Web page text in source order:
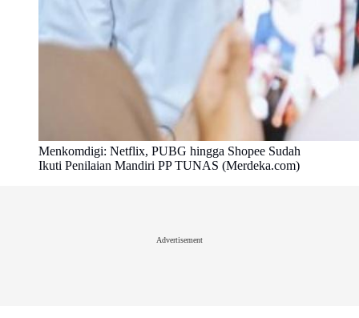
Menkomdigi: Netflix, PUBG hingga Shopee Sudah
Ikuti Penilaian Mandiri PP TUNAS (Merdeka.com)
Advertisement